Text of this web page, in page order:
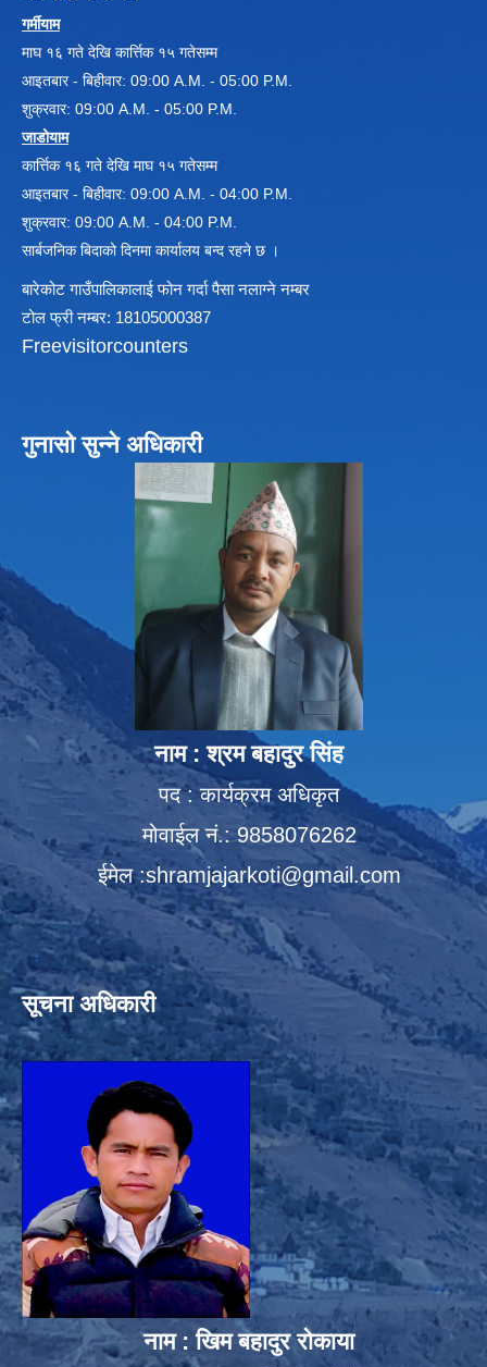
विधायन समिति निर्णयहरु
न्यायिक समिति निर्णयहरु
आर्थिक विकास समिति निर्णय
पूर्वाधार विकास समिति निर्णय
सामाजिक विकास समिति निर्णयहरु
गर्मीयाम
माघ १६ गते देखि कार्त्तिक १५ गतेसम्म
आइतबार - बिहीवार: 09:00 A.M. - 05:00 P.M.
शुक्रवार: 09:00 A.M. - 05:00 P.M.
जाडोयाम
कार्त्तिक १६ गते देखि माघ १५ गतेसम्म
आइतबार - बिहीवार: 09:00 A.M. - 04:00 P.M.
शुक्रवार: 09:00 A.M. - 04:00 P.M.
सार्बजनिक बिदाको दिनमा कार्यालय बन्द रहने छ ।
बारेकोट गाउँपालिकालाई फोन गर्दा पैसा नलाग्ने नम्बर
टोल फ्री नम्बर: 18105000387
Freevisitorcounters
गुनासो सुन्ने अधिकारी
नाम : श्रम बहादुर सिंह
पद : कार्यक्रम अधिकृत
मोवाईल नं.: 9858076262
ईमेल :shramjajarkoti@gmail.com
सूचना अधिकारी
नाम : खिम बहादुर रोकाया